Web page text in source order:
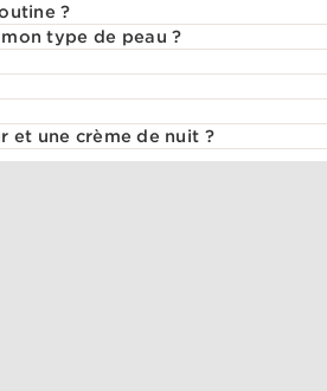
?
type de peau ?
et une crème de nuit ?